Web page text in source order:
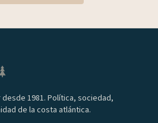
1981. Política, sociedad,
de la costa atlántica.